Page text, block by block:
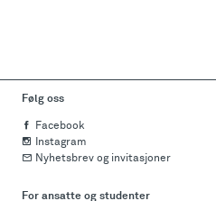
Følg oss
Facebook
Instagram
Nyhetsbrev og invitasjoner
For ansatte og studenter